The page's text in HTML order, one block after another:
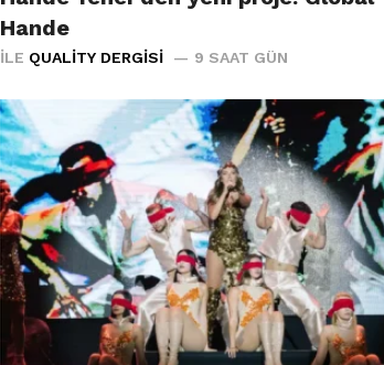
Hande
İLE QUALITY DERGISI 9 SAAT GÜN